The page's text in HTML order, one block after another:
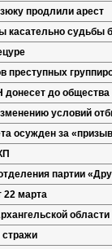
продлили арест
касательно судьбы
до
условий
осужден за
партии
22 марта
области